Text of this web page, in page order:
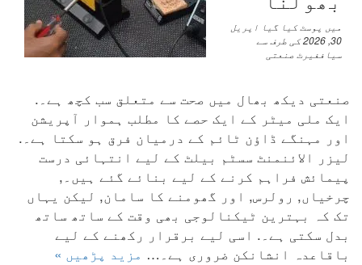
میں پوسٹ کیا گیا اپریل
کی طرف سے
سیاففیرٹ صنعتی
صنعتی دیکھ بھال میں صحت سے متعلق سب کچھ ہے۔.
ایک ملی میٹر کے ایک حصے کا مطلب ہموار آپریشن
اور مہنگے ڈاؤن ٹائم کے درمیان فرق ہو سکتا ہے۔.
لیزر الائنمنٹ سسٹم بیلٹ کے لیے انتہائی درست
پیمائش فراہم کرنے کے لیے بنائے گئے ہیں۔,
چرخیاں, رولرس, اور گھومنے کا سامان, لیکن یہاں
تک کہ بہترین ٹیکنالوجی بھی وقت کے ساتھ ساتھ
بدل سکتی ہے۔. اسی لیے برقرار رکھنے کے لیے
باقاعدہ انشانکن ضروری ہے۔…مزید پڑھیں »